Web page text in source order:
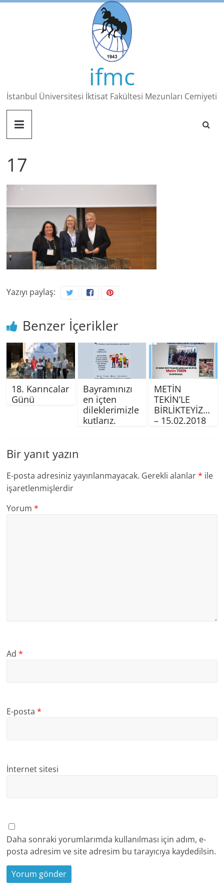
Skip
ifmc
İstanbul Üniversitesi İktisat Fakültesi Mezunları Cemiyeti
17
Yazıyı paylaş:
Benzer İçerikler
18. Karıncalar
Günü
Bayramınızı
en içten
dileklerimizle
kutlarız.
METİN
TEKİN’LE
BİRLİKTEYİZ…
– 15.02.2018
Bir yanıt yazın
E-posta adresiniz yayınlanmayacak. Gerekli alanlar* ile
işaretlenmişlerdir
Yorum*
Ad*
E-posta*
İnternet sitesi
Daha sonraki yorumlarımda kullanılması için adım, e-
posta adresim ve site adresim bu tarayıcıya kaydedilsin.